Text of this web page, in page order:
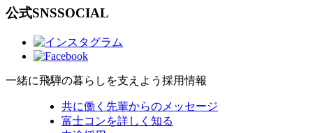
公式SNSSOCIAL
一緒に飛騨の暮らしを支えよう 採用情報
共に働く先輩からのメッセージ
富士コンを詳しく知る